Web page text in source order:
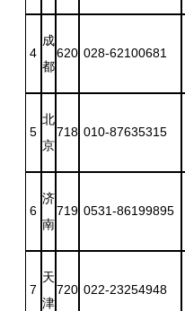
4
成
都
620 028-62100681
5
北
京
718 010-87635315
6
济
南
719 0531-86199895
7
天
津
720 022-23254948